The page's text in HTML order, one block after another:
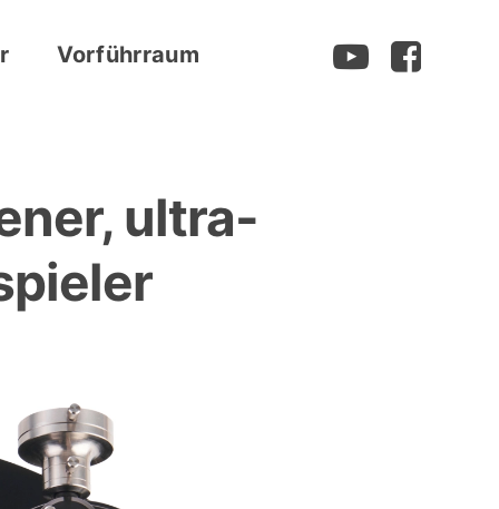
Vorführraum
ultra-